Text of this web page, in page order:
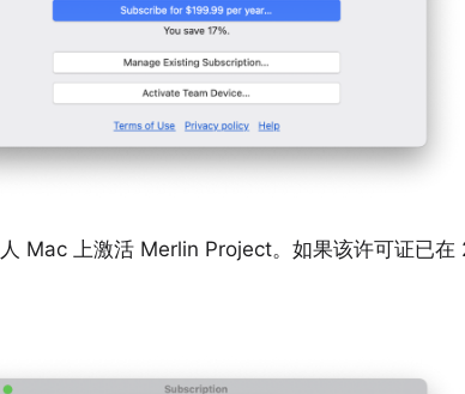
Mac 上激活 Merlin Project。如果该许可证已